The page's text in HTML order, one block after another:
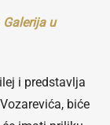
u
i predstavlja
biće